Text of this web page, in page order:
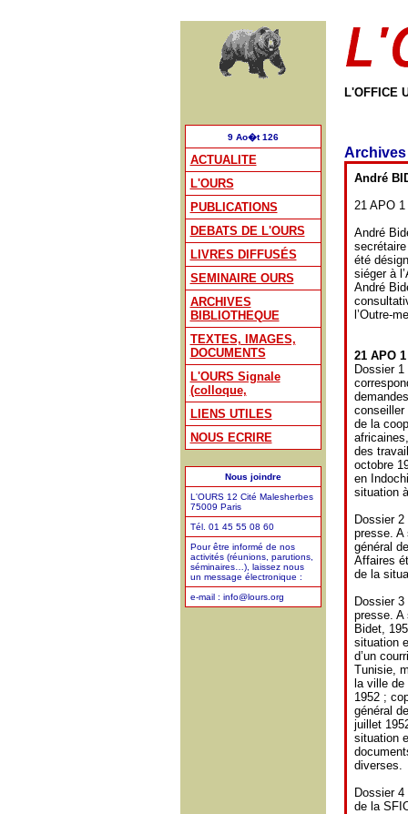
9 Ao�t 126
ACTUALITE
L'OURS
PUBLICATIONS
DEBATS DE L'OURS
LIVRES DIFFUSÉS
SEMINAIRE OURS
ARCHIVES
BIBLIOTHEQUE
TEXTES, IMAGES,
DOCUMENTS
L'OURS Signale
(colloque,
LIENS UTILES
NOUS ECRIRE
Nous joindre
L'OURS 12 Cité Malesherbes
75009 Paris
Tél. 01 45 55 08 60
Pour être informé de nos
activités (réunions, parutions,
séminaires…), laissez nous
un message électronique :
e-mail : info@lours.org
L'OFFICE
Archives
André
21 APO
André
été
siéger à
André
l’Outre-
21 APO
Dossier
conseiller
de la
des
octobre
en
situation
Dossier
presse. A
général
Affaires
de la
Dossier
presse. A
Bidet,
situation
d’un
Tunisie,
la ville
1952 ;
général
juillet
situation
diverses.
Dossier
de la